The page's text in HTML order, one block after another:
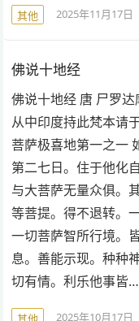
其他 2025年11月17日
佛说十地经
佛说十地经 唐 尸罗
从中印度持此梵本请
菩萨极喜地第一之一
第二七日。住于他化
与大菩萨无量众俱。
等菩提。得不退转。
一切菩萨智所行境。
息。善能示现。种种
切有情。利乐他事皆…
2025年10月17日